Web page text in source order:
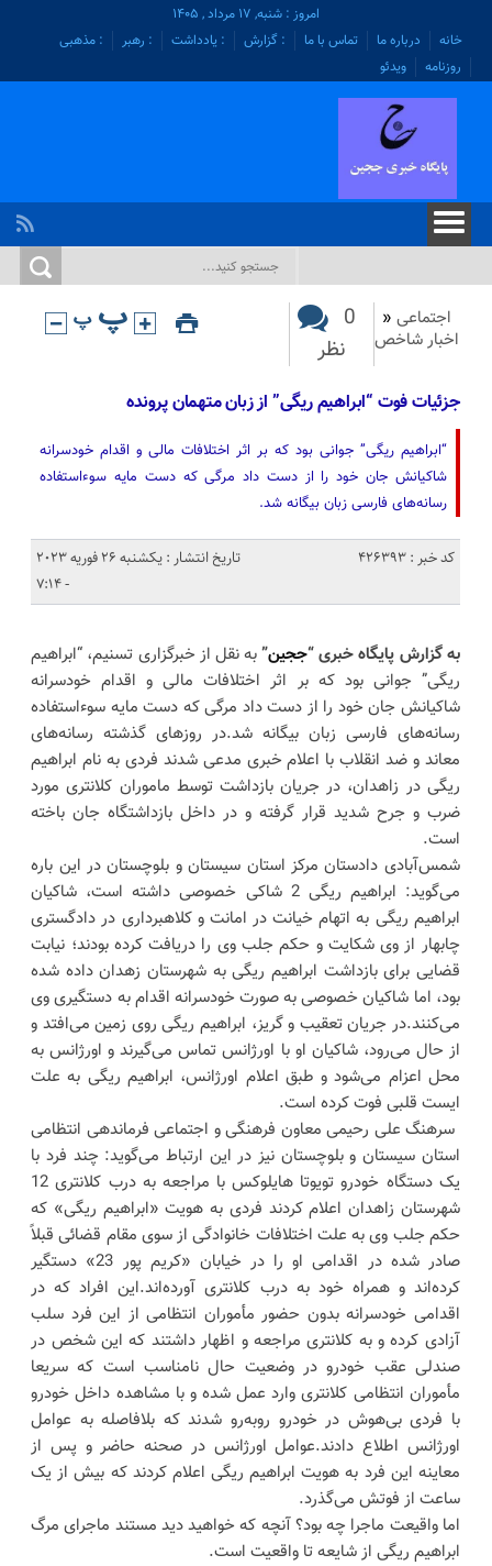
امروز : شنبه, ۱۷ مرداد , ۱۴۰۵
خانه
درباره ما تماس با ما : گزارش : یادداشت : رهبر
: مذهبی
روزنامه
ویدئو
اجتماعی «
اخبار شاخص
0
نظر
جزئیات فوت “ابراهیم ریگی” از زبان متهمان پرونده
“ابراهیم ریگی” جوانی بود که بر اثر اختلافات مالی و اقدام خودسرانه
شاکیانش جان خود را از دست داد مرگی که دست مایه سوءاستفاده
رسانه‌های فارسی زبان بیگانه شد.
کد خبر : 426393
تاریخ انتشار : یکشنبه 26 فوریه 2023
- 7:14
به گزارش پایگاه خبری “ججین”به نقل از خبرگزاری تسنیم، “ابراهیم
ریگی” جوانی بود که بر اثر اختلافات مالی و اقدام خودسرانه
شاکیانش جان خود را از دست داد مرگی که دست مایه سوءاستفاده
رسانه‌های فارسی زبان بیگانه شد.در روز‌های گذشته رسانه‌های
معاند و ضد انقلاب با اعلام خبری مدعی شدند فردی به نام ابراهیم
ریگی در زاهدان، در جریان بازداشت توسط ماموران کلانتری مورد
ضرب و جرح شدید قرار گرفته و در داخل بازداشتگاه جان باخته
است.
شمس‌آبادی دادستان مرکز استان سیستان و بلوچستان در این باره
می‌گوید: ‌ابراهیم ریگی‌ 2 شاکی خصوصی داشته است، شاکیان
ابراهیم ریگی به اتهام خیانت در امانت و کلاهبرداری در دادگستری
چابهار از وی شکایت و حکم جلب وی را دریافت کرده بودند؛ نیابت
قضایی برای بازداشت ابراهیم ریگی به شهرستان زهدان داده شده
بود، اما شاکیان خصوصی به صورت خودسرانه اقدام به دستگیری وی
می‌کنند.‌در جریان تعقیب و گریز، ابراهیم ریگی روی زمین می‌افتد و
از حال می‌رود، شاکیان او با اورژانس تماس می‌گیرند و اورژانس به
محل اعزام می‌شود و طبق اعلام اورژانس، ابراهیم ریگی به علت
ایست قلبی فوت کرده است.
‌ سرهنگ علی رحیمی معاون فرهنگی و اجتماعی فرماندهی انتظامی
استان سیستان و بلوچستان نیز در این ارتباط می‌گوید: چند فرد با
یک دستگاه خودرو تویوتا هایلوکس با مراجعه به درب کلانتری 12
شهرستان زاهدان اعلام کردند فردی به هویت «ابراهیم ریگی» که
حکم جلب وی به علت اختلافات خانوادگی از سوی مقام قضائی قبلاً
صادر شده در اقدامی او را در خیابان «کریم پور 23» دستگیر
کرده‌اند و همراه خود به درب کلانتری آورده‌اند.این افراد که در
اقدامی خودسرانه بدون حضور مأموران انتظامی از این فرد سلب
آزادی کرده و به کلانتری مراجعه و اظهار داشتند که این شخص در
صندلی عقب خودرو در وضعیت حال نامناسب است که سریعا
مأموران انتظامی کلانتری وارد عمل شده و با مشاهده داخل خودرو
با فردی بی‌هوش در خودرو روبه‌رو شدند که بلافاصله به عوامل
اورژانس اطلاع دادند.عوامل اورژانس در صحنه حاضر و پس از
معاینه این فرد به هویت ابراهیم ریگی اعلام کردند که بیش از یک
ساعت از فوتش می‌گذرد.
اما واقیعت ماجرا چه بود؟ آنچه که خواهید دید مستند ماجرای مرگ
ابراهیم ریگی از شایعه تا واقعیت است.